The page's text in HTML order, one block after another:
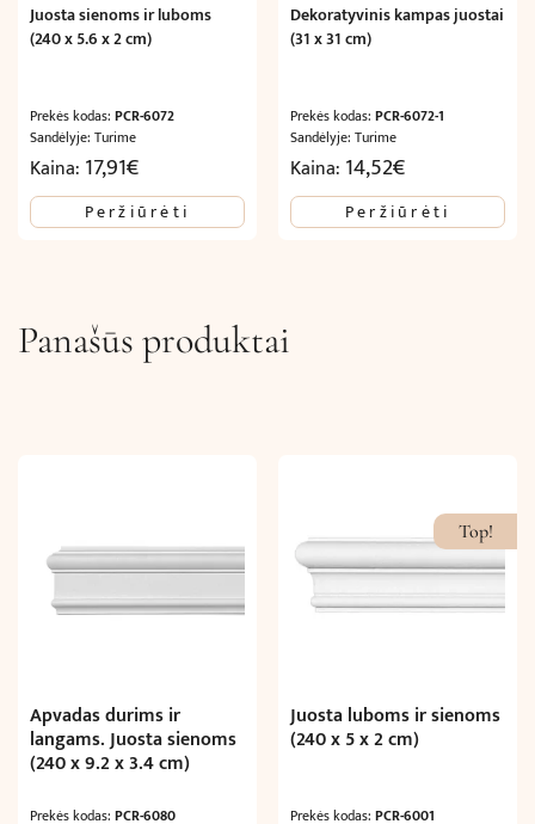
Juosta sienoms ir luboms
(240 x 5.6 x 2 cm)
Prekės kodas: PCR-6072
Sandėlyje: Turime
Kaina: 17,91€
Peržiūrėti
Dekoratyvinis kampas juostai
(31 x 31 cm)
Prekės kodas:PCR-6072-1
Sandėlyje: Turime
Kaina: 14,52€
Peržiūrėti
Panašūs produktai
Apvadas durims ir
langams. Juosta sienoms
(240 x 9.2 x 3.4 cm)
Prekės kodas: PCR-6080
Top!
Juosta luboms ir sienoms
(240 x 5 x 2 cm)
Prekės kodas:PCR-6001